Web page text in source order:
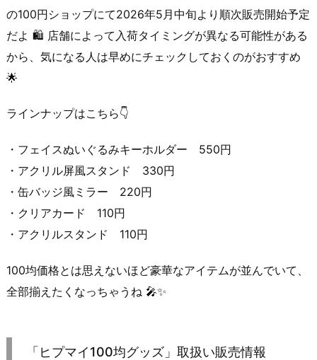
の100円ショップにて2026年5月中旬より順次販売開始予定
だよ 🛍️ 店舗によって入荷タイミングが異なる可能性がある
から、気になる人は早めにチェックしておくのがおすすめ
🌟
ラインナップはこちら👇
・フェイスぬいぐるみキーホルダー 550円
・アクリル屏風スタンド 330円
・缶バッジ風ミラー 220円
・クリアカード 110円
・アクリルスタンド 110円
100均価格とは思えないほど豪華なアイテムが並んでいて、
全部揃えたくなっちゃうね 🎤✨
「ヒプマイ100均グッズ」取扱い販売情報